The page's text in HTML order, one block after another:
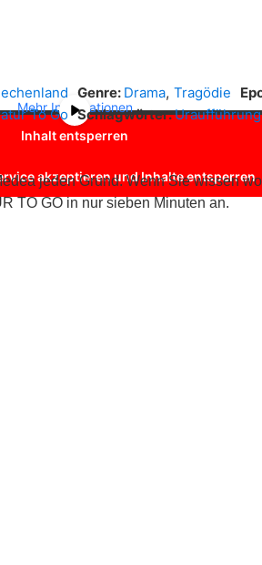
Mehr Informationen
Inhalt entsperren
akzeptieren und Inhalte entsperren
Genre: Drama, Tragödie
To Go Schlagwörter:
jeden Grund. Wenn Sie wissen
TO GO in nur sieben Minuten an.